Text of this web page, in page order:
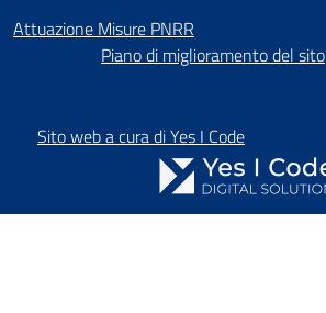
Attuazione Misure PNRR
Piano di miglioramento del sito
Sito web a cura di Yes I Code